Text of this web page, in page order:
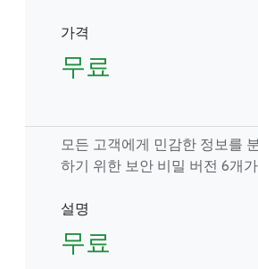
가격
무료
모든 고객에게 민감한 정보를
하기 위한 보안 비밀 버전 6개
설명
무료